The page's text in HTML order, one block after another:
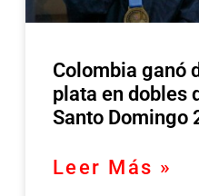
Colombia ganó
plata en dobles
Santo Domingo
Leer Más »